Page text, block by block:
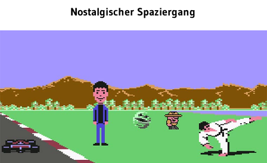
Nostalgischer Spaziergang